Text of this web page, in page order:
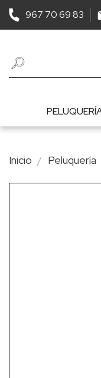
967 70 69 83
Inicio Peluquería